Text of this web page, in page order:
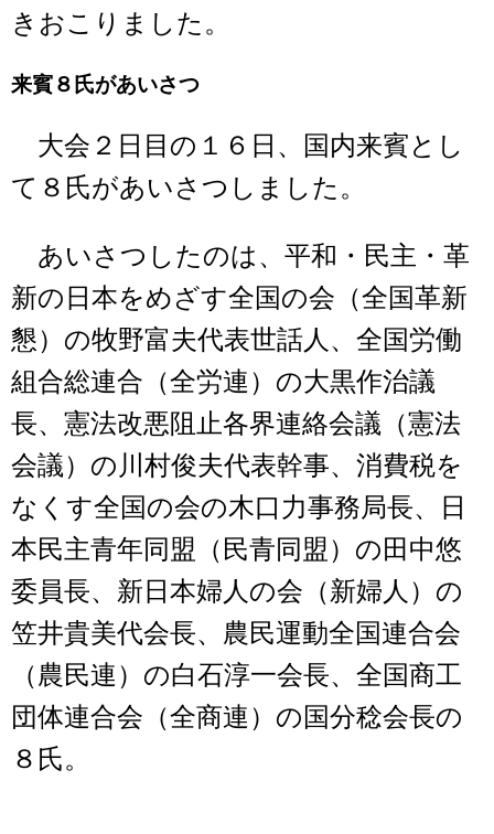
きおこりました。
来賓８氏があいさつ
大会２日目の１６日、国内来賓とし
て８氏があいさつしました。
あいさつしたのは、平和・民主・革
新の日本をめざす全国の会（全国革新
懇）の牧野富夫代表世話人、全国労働
組合総連合（全労連）の大黒作治議
長、憲法改悪阻止各界連絡会議（憲法
会議）の川村俊夫代表幹事、消費税を
なくす全国の会の木口力事務局長、日
本民主青年同盟（民青同盟）の田中悠
委員長、新日本婦人の会（新婦人）の
笠井貴美代会長、農民運動全国連合会
（農民連）の白石淳一会長、全国商工
団体連合会（全商連）の国分稔会長の
８氏。